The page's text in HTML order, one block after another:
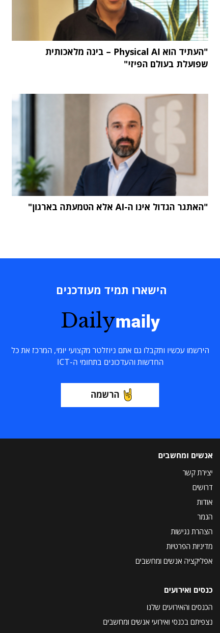
"העתיד הוא Physical AI – בינה מלאכותית
שפועלת בעולם הפיזי"
"האתגר הגדול אינו ה-AI אלא הטמעתה בארגון"
הישארו תמיד מעודכנים
Dailymaily
הירשמו עכשיו ותקבלו גם אתם ניוזלטר מקצועי יומי, המרכז את כל
החדשות והעדכונים בתחומי ה-ICT
הרשמה
אנשים ומחשבים
יצירת קשר
דרושים
אודות
הנמר
הצהרת נגישות
מדיניות הפרטיות
אפליקציה אנשים ומחשבים
כנסים ואירועים
הכנסים והאירועים שלנו
נצפיתם בכנסי ואירועי אנשים ומחשבים